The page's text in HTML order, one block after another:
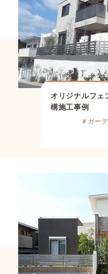
オリジナルフェ
構施工事例
＃ガー